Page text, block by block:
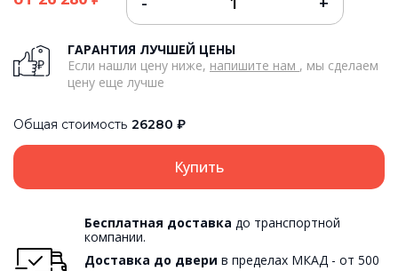
ГАРАНТИЯ ЛУЧШЕЙ ЦЕНЫ
Если нашли цену ниже, напишите нам , мы сделаем
цену еще лучше
Общая стоимость 26280
Купить
Бесплатная доставка до транспортной
компании.
Доставка до двери в пределах МКАД - от 500